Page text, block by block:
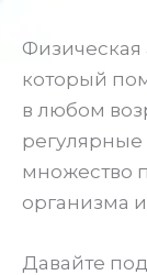
Физическая
который
в любом
регулярные
множество
организма
Давайте